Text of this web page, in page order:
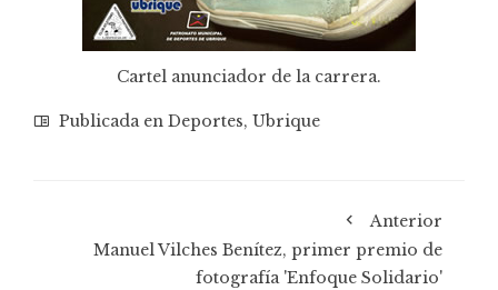
Cartel anunciador de la carrera.
Publicada en Deportes, Ubrique
Anterior
Manuel Vilches Benítez, primer premio de
fotografía 'Enfoque Solidario'